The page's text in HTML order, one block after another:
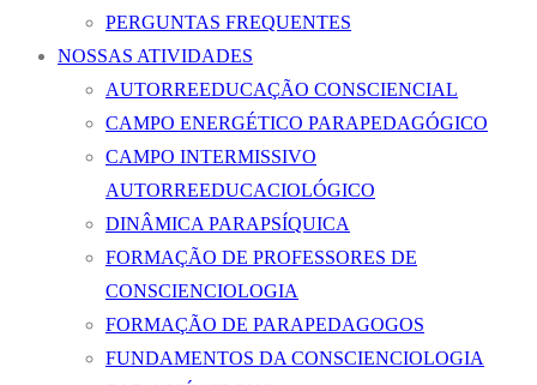
PERGUNTAS FREQUENTES
NOSSAS ATIVIDADES
AUTORREEDUCAÇÃO CONSCIENCIAL
CAMPO ENERGÉTICO PARAPEDAGÓGICO
CAMPO INTERMISSIVO
AUTORREEDUCACIOLÓGICO
DINÂMICA PARAPSÍQUICA
FORMAÇÃO DE PROFESSORES DE
CONSCIENCIOLOGIA
FORMAÇÃO DE PARAPEDAGOGOS
FUNDAMENTOS DA CONSCIENCIOLOGIA